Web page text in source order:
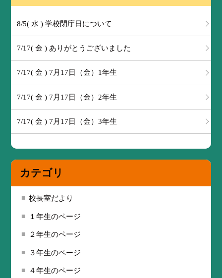
8/5( 水 ) 学校閉庁日について
7/17( 金 ) ありがとうございました
7/17( 金 ) 7月17日（金）1年生
7/17( 金 ) 7月17日（金）2年生
7/17( 金 ) 7月17日（金）3年生
カテゴリ
校長室だより
１年生のページ
２年生のページ
３年生のページ
４年生のページ